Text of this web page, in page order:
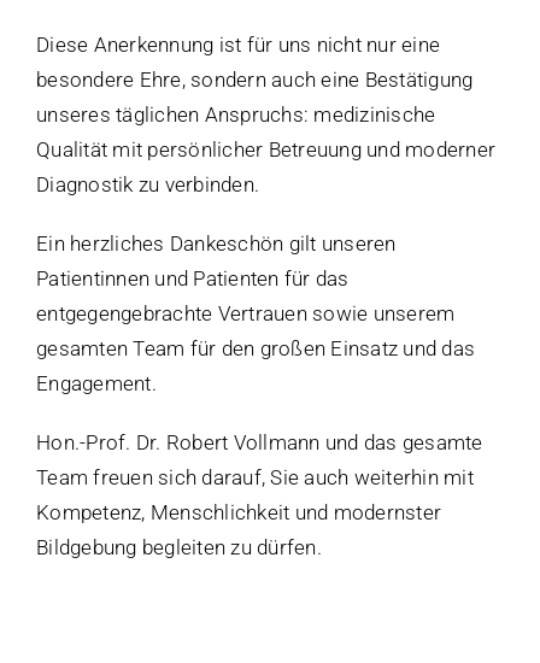
Diese Anerkennung ist für uns nicht nur eine
besondere Ehre, sondern auch eine Bestätigung
unseres täglichen Anspruchs: medizinische
Qualität mit persönlicher Betreuung und moderner
Diagnostik zu verbinden.
Ein herzliches Dankeschön gilt unseren
Patientinnen und Patienten für das
entgegengebrachte Vertrauen sowie unserem
gesamten Team für den großen Einsatz und das
Engagement.
Hon.-Prof. Dr. Robert Vollmann und das gesamte
Team freuen sich darauf, Sie auch weiterhin mit
Kompetenz, Menschlichkeit und modernster
Bildgebung begleiten zu dürfen.